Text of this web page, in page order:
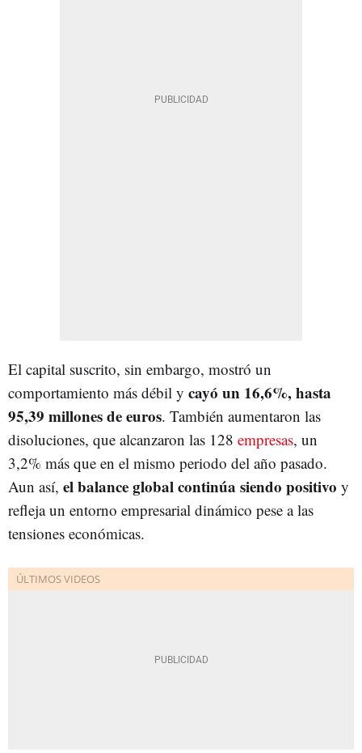
El capital suscrito, sin embargo, mostró un
comportamiento más débil y cayó un 16,6%, hasta
95,39 millones de euros. También aumentaron las
disoluciones, que alcanzaron las 128 empresas, un
3,2% más que en el mismo periodo del año pasado.
Aun así, el balance global continúa siendo positivo y
refleja un entorno empresarial dinámico pese a las
tensiones económicas.